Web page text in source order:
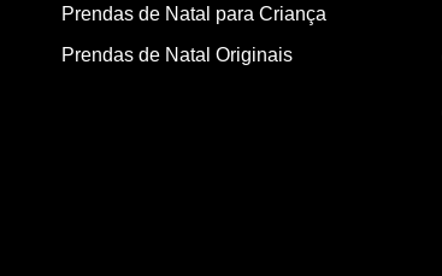
Prendas de Natal para Criança
Prendas de Natal Originais